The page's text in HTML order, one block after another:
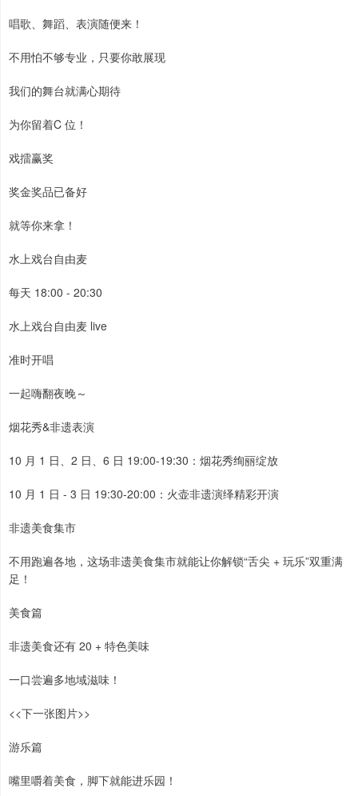
唱歌、舞蹈、表演随便来！
不用怕不够专业，只要你敢展现
我们的舞台就满心期待
为你留着C 位！
戏擂赢奖
奖金奖品已备好
就等你来拿！
水上戏台自由麦
每天 18:00 - 20:30
水上戏台自由麦 live
准时开唱
一起嗨翻夜晚～
烟花秀&非遗表演
10 月 1 日、2 日、6 日 19:00-19:30：烟花秀绚丽绽放
10 月 1 日 - 3 日 19:30-20:00：火壶非遗演绎精彩开演
非遗美食集市
不用跑遍各地，这场非遗美食集市就能让你解锁“舌尖 + 玩乐”双重满
足！
美食篇
非遗美食还有 20 + 特色美味
一口尝遍多地域滋味！
<<下一张图片>>
游乐篇
嘴里嚼着美食，脚下就能进乐园！